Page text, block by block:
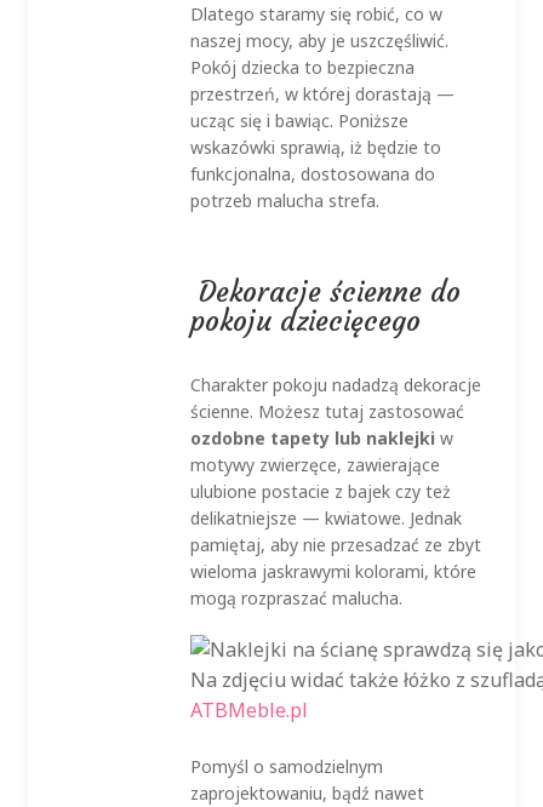
Dlatego staramy się robić, co w
naszej mocy, aby je uszczęśliwić.
Pokój dziecka to bezpieczna
przestrzeń, w której dorastają —
ucząc się i bawiąc. Poniższe
wskazówki sprawią, iż będzie to
funkcjonalna, dostosowana do
potrzeb malucha strefa.
Dekoracje ścienne do
pokoju dziecięcego
Charakter pokoju nadadzą dekoracje
ścienne. Możesz tutaj zastosować
ozdobne tapety lub naklejki w
motywy zwierzęce, zawierające
ulubione postacie z bajek czy też
delikatniejsze — kwiatowe. Jednak
pamiętaj, aby nie przesadzać ze zbyt
wieloma jaskrawymi kolorami, które
mogą rozpraszać malucha.
Na zdjęciu widać także łóżko z
ATBMeble.pl
Pomyśl o samodzielnym
zaprojektowaniu, bądź nawet